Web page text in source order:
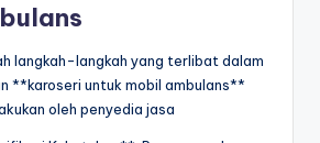
langkah-langkah yang terlibat dalam
**karoseri untuk mobil ambulans**
oleh penyedia jasa